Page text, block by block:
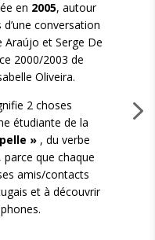
en 2005, autour
conversation
Araújo et Serge De
2000/2003 de
Oliveira.
2 choses
étudiante de la
» , du verbe
parce que chaque
amis/contacts
et à découvrir